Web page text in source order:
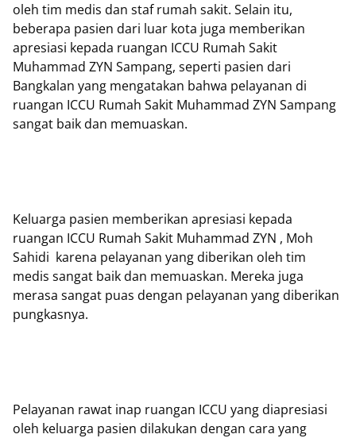
oleh tim medis dan staf rumah sakit. Selain itu,
beberapa pasien dari luar kota juga memberikan
apresiasi kepada ruangan ICCU Rumah Sakit
Muhammad ZYN Sampang, seperti pasien dari
Bangkalan yang mengatakan bahwa pelayanan di
ruangan ICCU Rumah Sakit Muhammad ZYN Sampang
sangat baik dan memuaskan.
Keluarga pasien memberikan apresiasi kepada
ruangan ICCU Rumah Sakit Muhammad ZYN , Moh
Sahidi karena pelayanan yang diberikan oleh tim
medis sangat baik dan memuaskan. Mereka juga
merasa sangat puas dengan pelayanan yang diberikan
pungkasnya.
Pelayanan rawat inap ruangan ICCU yang diapresiasi
oleh keluarga pasien dilakukan dengan cara yang